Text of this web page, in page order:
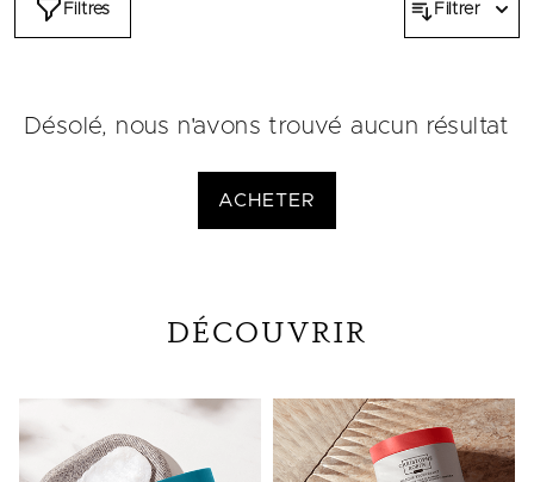
Filtres Filtrer
Désolé, nous n'avons trouvé aucun résultat
ACHETER
DÉCOUVRIR